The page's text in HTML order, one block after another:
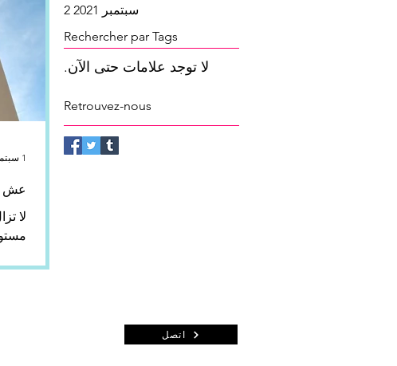
عش
لا
1 سبتمبر 2021
سبتمبر 2021 2
Rechercher par Tags
لا توجد علامات حتى الآن.
Retrouvez-nous
اتصل